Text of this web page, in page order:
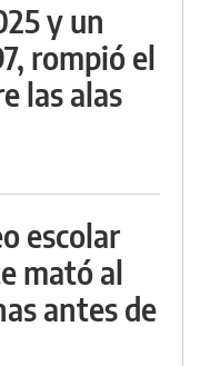
y un
rompió el
las alas
escolar
mató al
antes de